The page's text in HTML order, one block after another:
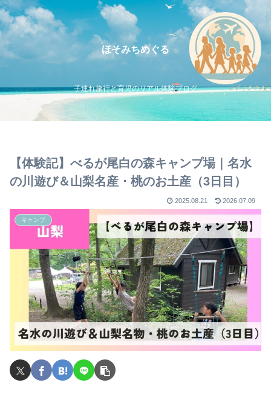
ほそみちめぐる
子連れ旅行と育児のリアル体験ブログ
【体験記】べるが尾白の森キャンプ場｜名水
の川遊び＆山梨名産・桃のお土産（3日目）
2025.08.21 2026.07.09
キャンプ